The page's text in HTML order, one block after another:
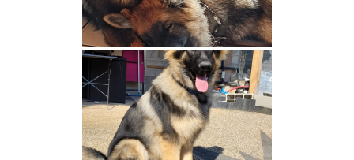
Taz Des Couleurs d’Autumn
Best Edition Bérénice vom
Moosschlösschen
Polka de la Meute du Yack